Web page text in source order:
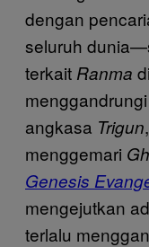
dengan
seluruh
terkait Ranma
angkasa Trigun
menggemari
Genesis
mengejutkan
terlalu